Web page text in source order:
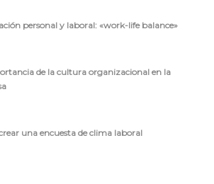
personal y laboral: «work-life balance»
de la cultura organizacional en la
una encuesta de clima laboral